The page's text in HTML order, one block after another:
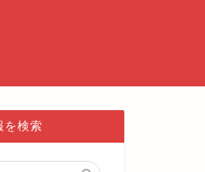
を検索